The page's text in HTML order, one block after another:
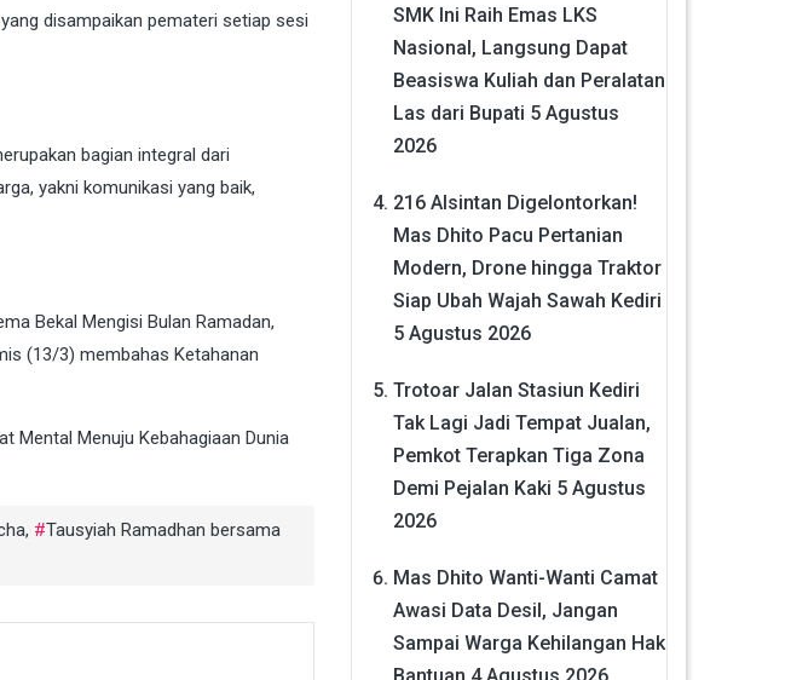
disampaikan pemateri setiap sesi
bagian integral dari
yakni komunikasi yang baik,
Bekal Mengisi Bulan Ramadan,
(13/3) membahas Ketahanan
Mental Menuju Kebahagiaan Dunia
,
Tausyiah Ramadhan bersama
SMK Ini Raih Emas LKS
Nasional, Langsung Dapat
Beasiswa Kuliah dan Peralatan
Las dari Bupati 5 Agustus
2026
216 Alsintan Digelontorkan!
Mas Dhito Pacu Pertanian
Modern, Drone hingga Traktor
Siap Ubah Wajah Sawah Kediri
5 Agustus 2026
Trotoar Jalan Stasiun Kediri
Tak Lagi Jadi Tempat Jualan,
Pemkot Terapkan Tiga Zona
Demi Pejalan Kaki 5 Agustus
2026
Mas Dhito Wanti-Wanti Camat
Awasi Data Desil, Jangan
Sampai Warga Kehilangan Hak
Bantuan 4 Agustus 2026